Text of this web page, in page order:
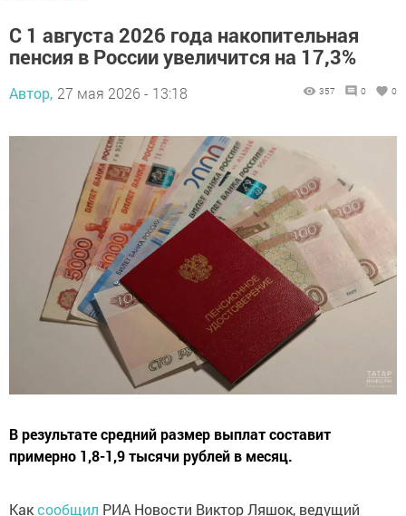
С 1 августа 2026 года накопительная
пенсия в России увеличится на 17,3%
Автор, 27 мая 2026 - 13:18 357 0 0
В результате средний размер выплат составит
примерно 1,8-1,9 тысячи рублей в месяц.
Каксообщил РИА Новости Виктор Ляшок, ведущий